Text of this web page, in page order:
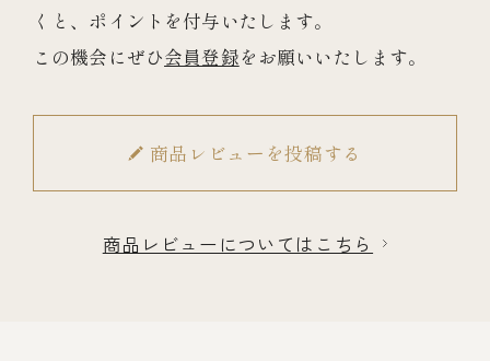
季節限定商品
くと、ポイントを付与いたします。
この機会にぜひ会員登録をお願いいたします。
商品レビューを投稿する
商品レビューについてはこちら